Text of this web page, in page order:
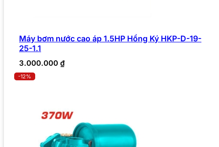
Máy bơm nước cao áp 1.5HP Hồng Ký HKP-D-19-
25-1.1
3.000.000 ₫
-12%